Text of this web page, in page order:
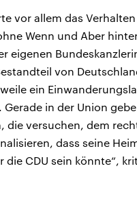
vor allem das
Wenn und Aber
eigenen
von
ein
Gerade in der Union
die versuchen, dem
dass seine
die CDU sein könnte“,